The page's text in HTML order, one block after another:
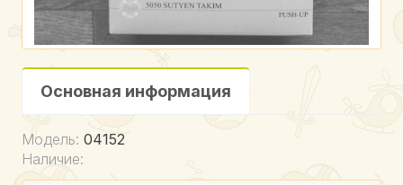
Основная информация
Модель: 04152
Наличие: